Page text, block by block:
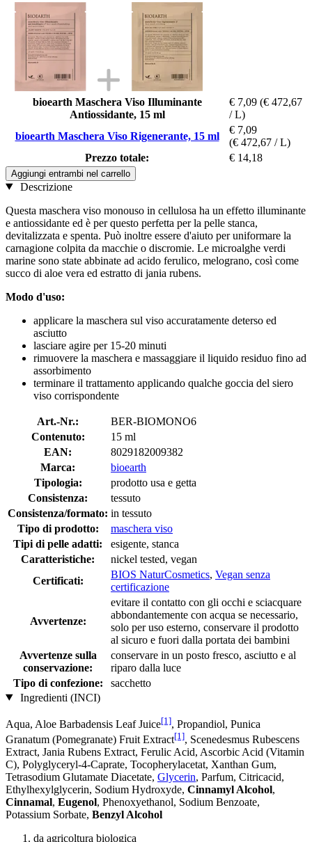
bioearth Maschera Viso Illuminante
Antiossidante, 15 ml
€ 7,09 (€ 472,67
/ L)
bioearth Maschera Viso Rigenerante, 15 ml
€ 7,09
(€ 472,67 / L)
Prezzo totale:
€ 14,18
Aggiungi entrambi nel carrello
Descrizione
Questa maschera viso monouso in cellulosa ha un effetto illuminante
e antiossidante ed è per questo perfetta per la pelle stanca,
devitalizzata e spenta. Può inoltre essere d'aiuto per uniformare la
carnagione colpita da macchie o discromie. Le microalghe verdi
marine sono state abbinate ad acido ferulico, melograno, così come
succo di aloe vera ed estratto di jania rubens.
Modo d'uso:
applicare la maschera sul viso accuratamente deterso ed
asciutto
lasciare agire per 15-20 minuti
rimuovere la maschera e massaggiare il liquido residuo fino ad
assorbimento
terminare il trattamento applicando qualche goccia del siero
viso corrispondente
Art.-Nr.:
BER-BIOMONO6
Contenuto:
15 ml
EAN:
8029182009382
Marca:
bioearth
Tipologia:
prodotto usa e getta
Consistenza:
tessuto
Consistenza/formato: in tessuto
Tipo di prodotto:
maschera viso
Tipi di pelle adatti:
esigente, stanca
Caratteristiche:
nickel tested, vegan
Certificati:
BIOS NaturCosmetics, Vegan senza
certificazione
Avvertenze:
evitare il contatto con gli occhi e sciacquare
abbondantemente con acqua se necessario,
solo per uso esterno, conservare il prodotto
al sicuro e fuori dalla portata dei bambini
Avvertenze sulla
conservazione:
conservare in un posto fresco, asciutto e al
riparo dalla luce
Tipo di confezione:
sacchetto
Ingredienti (INCI)
Aqua, Aloe Barbadensis Leaf Juice[1], Propandiol, Punica
Granatum (Pomegranate) Fruit Extract[1], Scenedesmus Rubescens
Extract, Jania Rubens Extract, Ferulic Acid, Ascorbic Acid (Vitamin
C), Polyglyceryl-4-Caprate, Tocopherylacetat, Xanthan Gum,
Tetrasodium Glutamate Diacetate, Glycerin, Parfum, Citricacid,
Ethylhexylglycerin, Sodium Hydroxyde, Cinnamyl Alcohol,
Cinnamal, Eugenol, Phenoxyethanol, Sodium Benzoate,
Potassium Sorbate, Benzyl Alcohol
da agricoltura biologica